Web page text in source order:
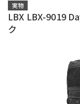
実物
LBX LBX-9019
ク